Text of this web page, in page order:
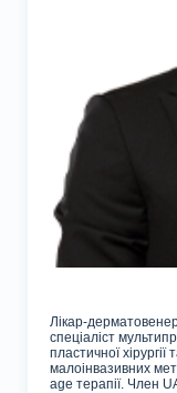
Лікар-
спеціаліст
пластичної
малоінвазивних
age терапії. Член